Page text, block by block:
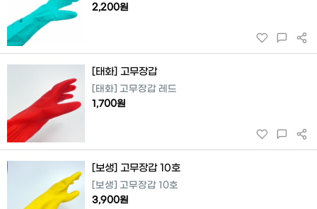
2,200원
[태화] 고무장갑
[태화] 고무장갑 레드
1,700원
[보생] 고무장갑 10호
[보생] 고무장갑 10호
3,900원